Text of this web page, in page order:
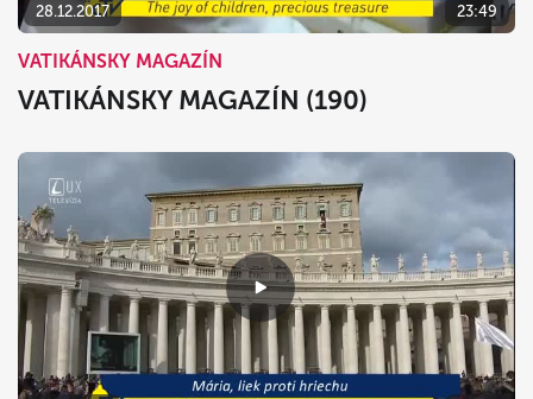
28.12.2017 23:49
VATIKÁNSKY MAGAZÍN
VATIKÁNSKY MAGAZÍN (190)